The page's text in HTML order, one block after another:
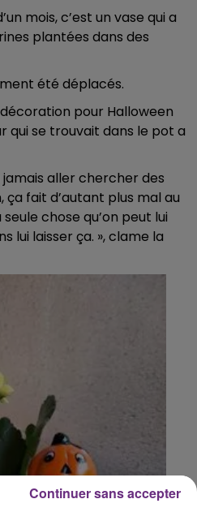
mois, c’est un vase qui a
plantées dans des
été déplacés.
pour Halloween
qui se trouvait dans le pot a
aller chercher des
fait d’autant plus mal au
chose qu’on peut lui
lui laisser ça. », clame la
Continuer sans accepter